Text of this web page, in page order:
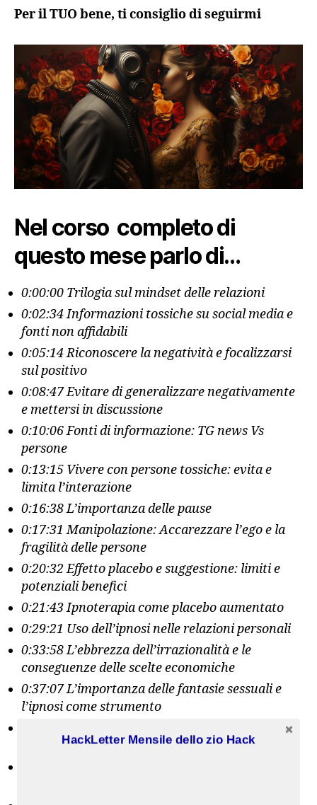
Per il TUO bene, ti consiglio di seguirmi
Nel corso completo di
questo mese parlo di…
0:00:00 Trilogia sul mindset delle relazioni
0:02:34 Informazioni tossiche su social media e
fonti non affidabili
0:05:14 Riconoscere la negatività e focalizzarsi
sul positivo
0:08:47 Evitare di generalizzare negativamente
e mettersi in discussione
0:10:06 Fonti di informazione: TG news Vs
persone
0:13:15 Vivere con persone tossiche: evita e
limita l’interazione
0:16:38 L’importanza delle pause
0:17:31 Manipolazione: Accarezzare l’ego e la
fragilità delle persone
0:20:32 Effetto placebo e suggestione: limiti e
potenziali benefici
0:21:43 Ipnoterapia come placebo aumentato
0:29:21 Uso dell’ipnosi nelle relazioni personali
0:33:58 L’ebbrezza dell’irrazionalità e le
conseguenze delle scelte economiche
0:37:07 L’importanza delle fantasie sessuali e
l’ipnosi come strumento
calibrazione mentale
HackLetter Mensile dello zio Hack